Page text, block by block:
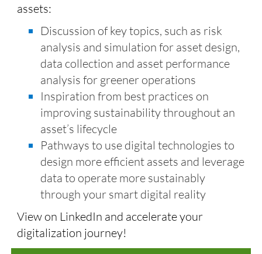
assets:
Discussion of key topics, such as risk
analysis and simulation for asset design,
data collection and asset performance
analysis for greener operations
Inspiration from best practices on
improving sustainability throughout an
asset’s lifecycle
Pathways to use digital technologies to
design more efficient assets and leverage
data to operate more sustainably
through your smart digital reality
View on LinkedIn and accelerate your
digitalization journey!